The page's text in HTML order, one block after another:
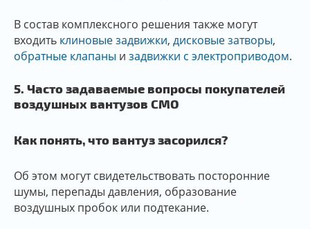
В состав комплексного решения также могут
входить клиновые задвижки, дисковые затворы,
обратные клапаны и задвижки с электроприводом.
5. Часто задаваемые вопросы покупателей
воздушных вантузов CMO
Как понять, что вантуз засорился?
Об этом могут свидетельствовать посторонние
шумы, перепады давления, образование
воздушных пробок или подтекание.